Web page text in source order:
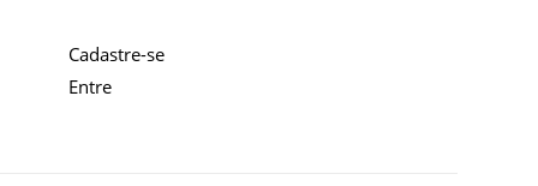
Cadastre-se
Entre